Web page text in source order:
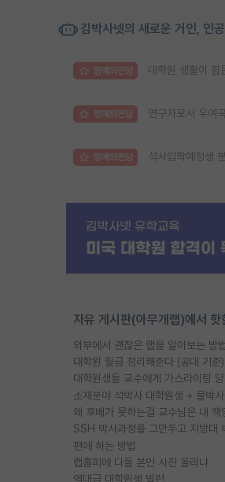
김박사넷의 새로운 거인, 인
명예의전당 대학원 생활이 힘
명예의전당 연구자로서 우여
명예의전당 석사입학예정생
자유 게시판(아무개랩)에서 핫
외부에서 괜찮은 랩을 알아보는 방
대학원 월급 정리해준다 (공대 기준)
소재분야 석박사 대학원생 + 물박
편애 하는 방법
랩홈피에 다들 본인 사진 올리냐
역대급 대학원생 빌런